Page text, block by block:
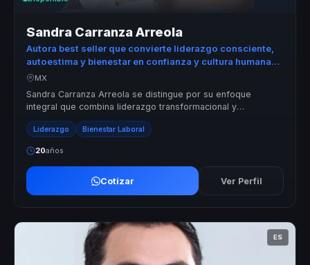
Sandra Carranza Arreola
Autora best seller que convierte liderazgo consciente,
autoestima y bienestar en confianza y cultura humana
para empresas y lideres.
MX
Sandra Carranza Arreola se distingue por su enfoque
integral que combina liderazgo transformacional y
consciencia personal. Su propuesta ...
Liderazgo Bienestar Laboral
20años
Cotizar Ver Perfil
ES